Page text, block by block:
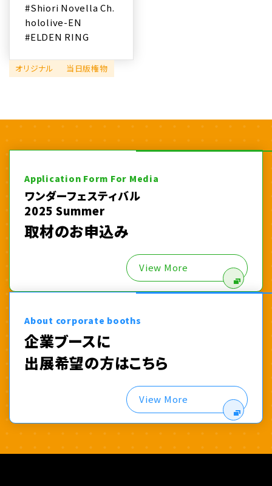
#Shiori Novella Ch.
hololive-EN
#ELDEN RING
オリジナル 当日版権物
Application Form For Media
ワンダーフェスティバル
2025 Summer
取材のお申込み
View More
About corporate booths
企業ブースに
出展希望の方はこちら
View More